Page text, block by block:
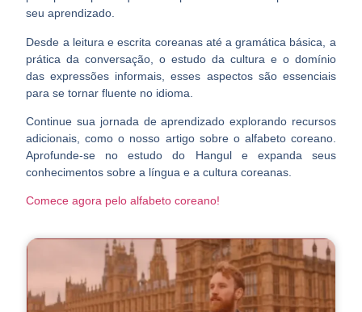
seu aprendizado
Desde a leitura e escrita coreanas até a gramática básica, a
prática da conversação, o estudo da cultura e o domínio
das expressões informais, esses aspectos são essenciais
para se tornar fluente no idioma.
Continue sua jornada de aprendizado explorando recursos
adicionais , como o nosso artigo sobre o alfabeto coreano.
Aprofunde-se no estudo do Hangul e expanda seus
conhecimentos sobre a língua e a cultura coreanas.
Comece agora pelo alfabeto coreano!